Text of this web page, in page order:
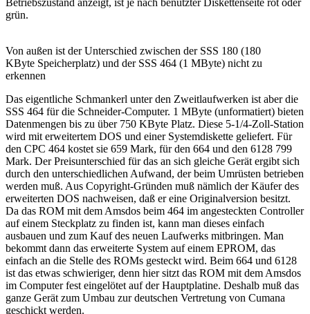
grün.
Von außen ist der Unterschied zwischen der SSS 180 (180
KByte Speicherplatz) und der SSS 464 (1 MByte) nicht zu
erkennen
Das eigentliche Schmankerl unter den Zweitlaufwerken ist aber die
SSS 464 für die Schneider-Computer. 1 MByte (unformatiert) bieten
Datenmengen bis zu über 750 KByte Platz. Diese 5-1/4-Zoll-Station
wird mit erweitertem DOS und einer Systemdiskette geliefert. Für
den CPC 464 kostet sie 659 Mark, für den 664 und den 6128 799
Mark. Der Preisunterschied für das an sich gleiche Gerät ergibt sich
durch den unterschiedlichen Aufwand, der beim Umrüsten betrieben
werden muß. Aus Copyright-Gründen muß nämlich der Käufer des
erweiterten DOS nachweisen, daß er eine Originalversion besitzt.
Da das ROM mit dem Amsdos beim 464 im angesteckten Controller
auf einem Steckplatz zu finden ist, kann man dieses einfach
ausbauen und zum Kauf des neuen Laufwerks mitbringen. Man
bekommt dann das erweiterte System auf einem EPROM, das
einfach an die Stelle des ROMs gesteckt wird. Beim 664 und 6128
ist das etwas schwieriger, denn hier sitzt das ROM mit dem Amsdos
im Computer fest eingelötet auf der Hauptplatine. Deshalb muß das
ganze Gerät zum Umbau zur deutschen Vertretung von Cumana
geschickt werden.